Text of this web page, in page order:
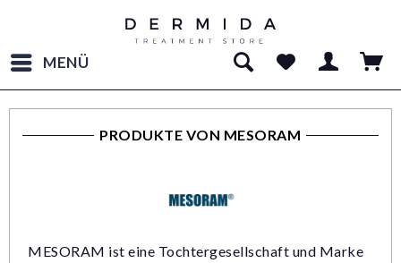
MENÜ
PRODUKTE VON MESORAM
MESORAM ist eine Tochtergesellschaft und Marke